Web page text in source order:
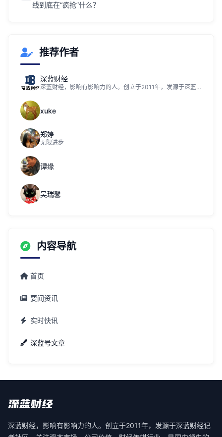
线到底在“疯抢”什么？
推荐作者
深蓝财经
深蓝财经，影响有影响力的人。创立于2011年，发源于深蓝财经记者社区，关注资本市场、公司价值、财经传媒行业，是国内领先的财经新媒体。
xuke
郑婷
无限进步
谭缘
吴瑞馨
内容导航
首页
要闻资讯
实时快讯
深蓝号文章
深蓝财经，影响有影响力的人。创立于2011年，发源于深蓝财经记